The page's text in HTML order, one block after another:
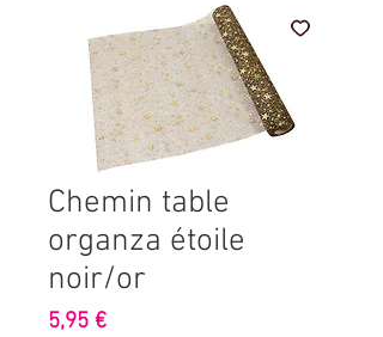
Chemin table
organza étoile
noir/or
5,95 €Prix